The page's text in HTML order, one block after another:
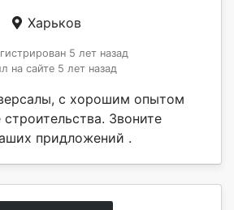
Харьков
5 лет назад
на сайте 5 лет назад
с хорошим опытом
Звоните
придложений .